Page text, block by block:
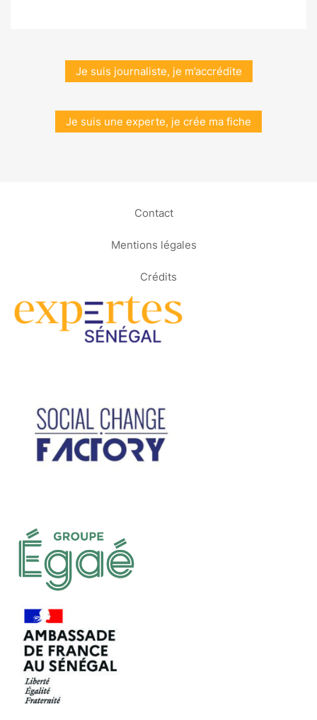
Je suis journaliste, je m’accrédite
Je suis une experte, je crée ma fiche
Contact
Mentions légales
Crédits